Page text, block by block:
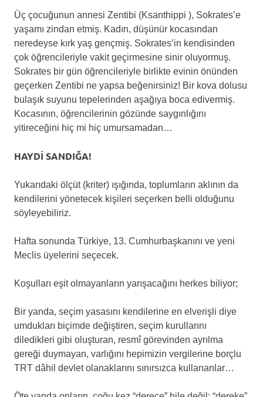
Üç çocuğunun annesi Zentibi (Ksanthippi ), Sokrates’e
yaşamı zindan etmiş. Kadın, düşünür kocasından
neredeyse kırk yaş gençmiş. Sokrates’in kendisinden
çok öğrencileriyle vakit geçirmesine sinir oluyormuş.
Sokrates bir gün öğrencileriyle birlikte evinin önünden
geçerken Zentibi ne yapsa beğenirsiniz! Bir kova dolusu
bulaşık suyunu tepelerinden aşağıya boca edivermiş.
Kocasının, öğrencilerinin gözünde saygınlığını
yitireceğini hiç mi hiç umursamadan…
HAYDİ SANDIĞA!
Yukarıdaki ölçüt (kriter) ışığında, toplumların aklının da
kendilerini yönetecek kişileri seçerken belli olduğunu
söyleyebiliriz.
Hafta sonunda Türkiye, 13. Cumhurbaşkanını ve yeni
Meclis üyelerini seçecek.
Koşulları eşit olmayanların yarışacağını herkes biliyor;
Bir yanda, seçim yasasını kendilerine en elverişli diye
umdukları biçimde değiştiren, seçim kurullarını
diledikleri gibi oluşturan, resmî görevinden ayrılma
gereği duymayan, varlığını hepimizin vergilerine borçlu
TRT dâhil devlet olanaklarını sınırsızca kullananlar…